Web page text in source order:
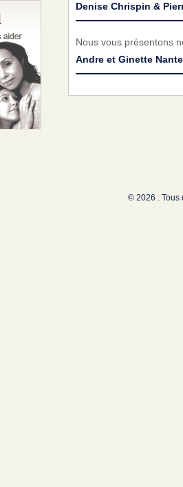
Denise Chrispin &
Nous vous présentons
Andre et Ginette
© 2026 . Tous